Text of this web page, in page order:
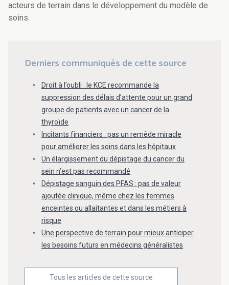
acteurs de terrain dans le développement du modèle de
soins.
Derniers communiqués de cette source
Droit à l’oubli : le KCE recommande la
suppression des délais d’attente pour un grand
groupe de patients avec un cancer de la
thyroïde
Incitants financiers : pas un remède miracle
pour améliorer les soins dans les hôpitaux
Un élargissement du dépistage du cancer du
sein n’est pas recommandé
Dépistage sanguin des PFAS : pas de valeur
ajoutée clinique, même chez les femmes
enceintes ou allaitantes et dans les métiers à
risque
Une perspective de terrain pour mieux anticiper
les besoins futurs en médecins généralistes
Tous les articles de cette source